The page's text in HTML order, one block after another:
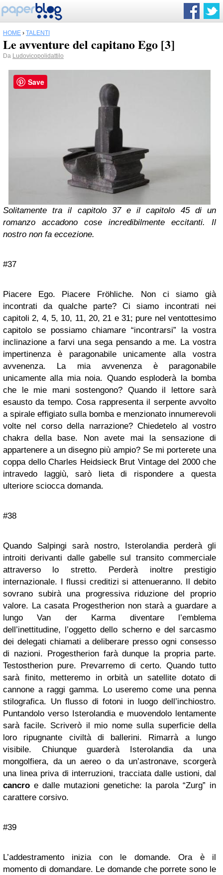
HOME › TALENTI
Le avventure del capitano Ego [3]
Da Ludovicopolidattilo
Solitamente tra il capitolo 37 e il capitolo 45 di un
romanzo accadono cose incredibilmente eccitanti. Il
nostro non fa eccezione.
#37
Piacere Ego. Piacere Fröhliche. Non ci siamo già
incontrati da qualche parte? Ci siamo incontrati nei
capitoli 2, 4, 5, 10, 11, 20, 21 e 31; pure nel ventottesimo
capitolo se possiamo chiamare “incontrarsi” la vostra
inclinazione a farvi una sega pensando a me. La vostra
impertinenza è paragonabile unicamente alla vostra
avvenenza. La mia avvenenza è paragonabile
unicamente alla mia noia. Quando esploderà la bomba
che le mie mani sostengono? Quando il lettore sarà
esausto da tempo. Cosa rappresenta il serpente avvolto
a spirale effigiato sulla bomba e menzionato innumerevoli
volte nel corso della narrazione? Chiedetelo al vostro
chakra della base. Non avete mai la sensazione di
appartenere a un disegno più ampio? Se mi porterete una
coppa dello Charles Heidsieck Brut Vintage del 2000 che
intravedo laggiù, sarò lieta di rispondere a questa
ulteriore sciocca domanda.
#38
Quando Salpingi sarà nostro, Isterolandia perderà gli
introiti derivanti dalle gabelle sul transito commerciale
attraverso lo stretto. Perderà inoltre prestigio
internazionale. I flussi creditizi si attenueranno. Il debito
sovrano subirà una progressiva riduzione del proprio
valore. La casata Progestherion non starà a guardare a
lungo Van der Karma diventare l’emblema
dell’inettitudine, l’oggetto dello scherno e del sarcasmo
dei delegati chiamati a deliberare presso ogni consesso
di nazioni. Progestherion farà dunque la propria parte.
Testostherion pure. Prevarremo di certo. Quando tutto
sarà finito, metteremo in orbità un satellite dotato di
cannone a raggi gamma. Lo useremo come una penna
stilografica. Un flusso di fotoni in luogo dell’inchiostro.
Puntandolo verso Isterolandia e muovendolo lentamente
sarà facile. Scriverò il mio nome sulla superficie della
loro ripugnante civiltà di ballerini. Rimarrà a lungo
visibile. Chiunque guarderà Isterolandia da una
mongolfiera, da un aereo o da un’astronave, scorgerà
una linea priva di interruzioni, tracciata dalle ustioni, dal
cancro e dalle mutazioni genetiche: la parola “Zurg” in
carattere corsivo.
#39
L’addestramento inizia con le domande. Ora è il
momento di domandare. Le domande che porrete sono le
Save